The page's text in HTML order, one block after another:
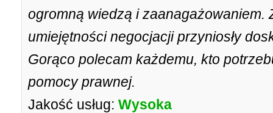
ogromną wiedzą i zaanagażowaniem.
umiejętności negocjacji przyniosły
Gorąco polecam każdemu, kto
pomocy prawnej.
Jakość usług: Wysoka